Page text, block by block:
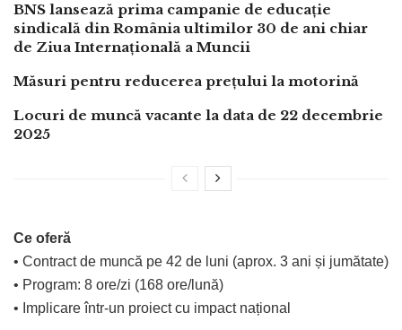
BNS lansează prima campanie de educație
sindicală din România ultimilor 30 de ani chiar
de Ziua Internațională a Muncii
Măsuri pentru reducerea prețului la motorină
Locuri de muncă vacante la data de 22 decembrie
2025
Ce oferă
• Contract de muncă pe 42 de luni (aprox. 3 ani și jumătate)
• Program: 8 ore/zi (168 ore/lună)
• Implicare într-un proiect cu impact național